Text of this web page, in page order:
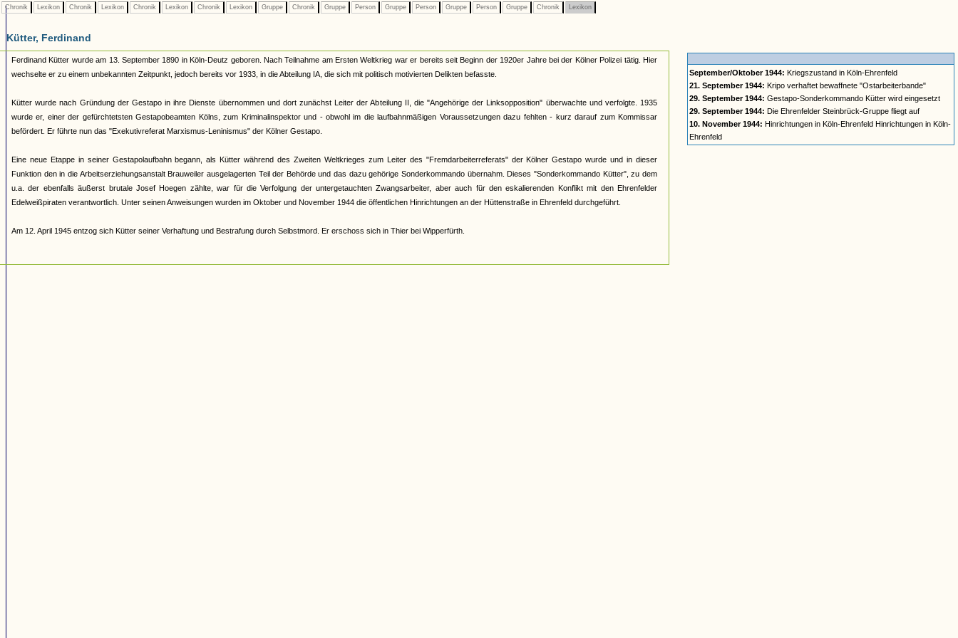
Chronik Lexikon Chronik Lexikon Chronik Lexikon Chronik Lexikon Gruppe Chronik Gruppe Person Gruppe Person Gruppe Person Gruppe Chronik Lexikon
Kütter, Ferdinand
Ferdinand Kütter wurde am 13. September 1890 in Köln-Deutz geboren. Nach Teilnahme am Ersten Weltkrieg war er bereits seit Beginn der 1920er Jahre bei der Kölner Polizei tätig. Hier
wechselte er zu einem unbekannten Zeitpunkt, jedoch bereits vor 1933, in die Abteilung IA, die sich mit politisch motivierten Delikten befasste.
Kütter wurde nach Gründung der Gestapo in ihre Dienste übernommen und dort zunächst Leiter der Abteilung II, die "Angehörige der Linksopposition" überwachte und verfolgte. 1935
wurde er, einer der gefürchtetsten Gestapobeamten Kölns, zum Kriminalinspektor und - obwohl im die laufbahnmäßigen Voraussetzungen dazu fehlten - kurz darauf zum Kommissar
befördert. Er führte nun das "Exekutivreferat Marxismus-Leninismus" der Kölner Gestapo.
Eine neue Etappe in seiner Gestapolaufbahn begann, als Kütter während des Zweiten Weltkrieges zum Leiter des "Fremdarbeiterreferats" der Kölner Gestapo wurde und in dieser
Funktion den in die Arbeitserziehungsanstalt Brauweiler ausgelagerten Teil der Behörde und das dazu gehörige Sonderkommando übernahm. Dieses "Sonderkommando Kütter", zu dem
u.a. der ebenfalls äußerst brutale Josef Hoegen zählte, war für die Verfolgung der untergetauchten Zwangsarbeiter, aber auch für den eskalierenden Konflikt mit den Ehrenfelder
Edelweißpiraten verantwortlich. Unter seinen Anweisungen wurden im Oktober und November 1944 die öffentlichen Hinrichtungen an der Hüttenstraße in Ehrenfeld durchgeführt.
Am 12. April 1945 entzog sich Kütter seiner Verhaftung und Bestrafung durch Selbstmord. Er erschoss sich in Thier bei Wipperfürth.
September/Oktober 1944: Kriegszustand in Köln-Ehrenfeld
21. September 1944: Kripo verhaftet bewaffnete "Ostarbeiterbande"
29. September 1944: Gestapo-Sonderkommando Kütter wird eingesetzt
29. September 1944: Die Ehrenfelder Steinbrück-Gruppe fliegt auf
10. November 1944: Hinrichtungen in Köln-Ehrenfeld Hinrichtungen in Köln-
Ehrenfeld